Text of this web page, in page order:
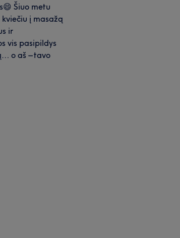
Šiuo metu
į masažą
ir
vis pasipildys
o aš – tavo